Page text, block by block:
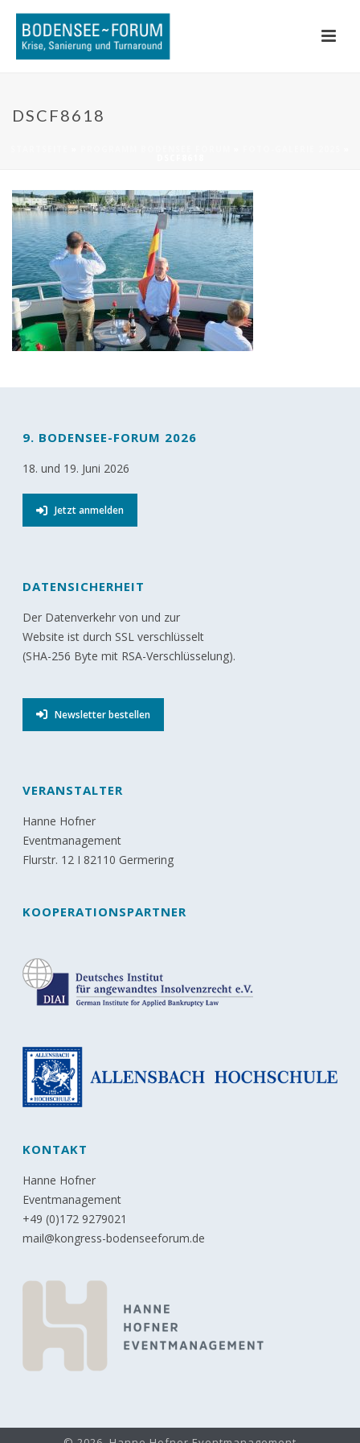
DSCF8618
9. BODENSEE-FORUM 2026
18. und 19. Juni 2026
Jetzt anmelden
DATENSICHERHEIT
Der Datenverkehr von und zur
Website ist durch SSL verschlüsselt
(SHA-256 Byte mit RSA-Verschlüsselung).
Newsletter bestellen
VERANSTALTER
Hanne Hofner
Eventmanagement
Flurstr. 12 I 82110 Germering
KOOPERATIONSPARTNER
KONTAKT
Hanne Hofner
Eventmanagement
+49 (0)172 9279021
mail@kongress-bodenseeforum.de